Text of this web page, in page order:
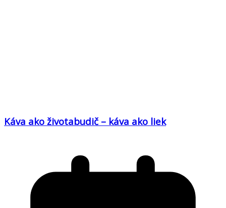
Káva ako životabudič – káva ako liek